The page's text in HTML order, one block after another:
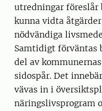
utredningar föreslår
kunna vidta
nödvändiga
Samtidigt förväntas
del av
sidospår. Det
vävas in i
näringslivsprogram